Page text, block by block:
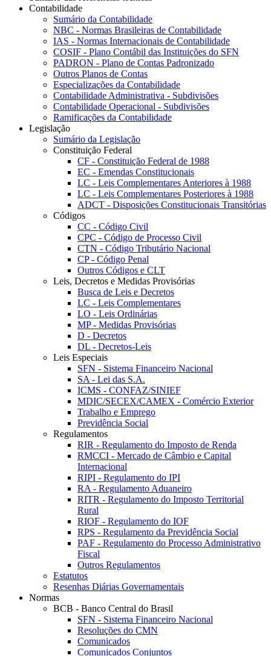
Contabilidade
Sumário da Contabilidade
NBC - Normas Brasileiras de Contabilidade
IAS - Normas Internacionais de Contabilidade
COSIF - Plano Contábil das Instituições do SFN
PADRON - Plano de Contas Padronizado
Outros Planos de Contas
Especializações da Contabilidade
Contabilidade Administrativa - Subdivisões
Contabilidade Operacional - Subdivisões
Ramificações da Contabilidade
Legislação
Sumário da Legislação
Constituição Federal
CF - Constituição Federal de 1988
EC - Emendas Constitucionais
LC - Leis Complementares Anteriores à 1988
LC - Leis Complementares Posteriores à 1988
ADCT - Disposições Constitucionais Transitórias
Códigos
CC - Código Civil
CPC - Código de Processo Civil
CTN - Código Tributário Nacional
CP - Código Penal
Outros Códigos e CLT
Leis, Decretos e Medidas Provisórias
Busca de Leis e Decretos
LC - Leis Complementares
LO - Leis Ordinárias
MP - Medidas Provisórias
D - Decretos
DL - Decretos-Leis
Leis Especiais
SFN - Sistema Financeiro Nacional
SA - Lei das S.A.
ICMS - CONFAZ/SINIEF
MDIC/SECEX/CAMEX - Comércio Exterior
Trabalho e Emprego
Previdência Social
Regulamentos
RIR - Regulamento do Imposto de Renda
RMCCI - Mercado de Câmbio e Capital
Internacional
RIPI - Regulamento do IPI
RA - Regulamento Aduaneiro
RITR - Regulamento do Imposto Territorial
Rural
RIOF - Regulamento do IOF
RPS - Regulamento da Previdência Social
PAF - Regulamento do Processo Administrativo
Fiscal
Outros Regulamentos
Estatutos
Resenhas Diárias Governamentais
Normas
BCB - Banco Central do Brasil
SFN - Sistema Financeiro Nacional
Resoluções do CMN
Comunicados
Comunicados Conjuntos